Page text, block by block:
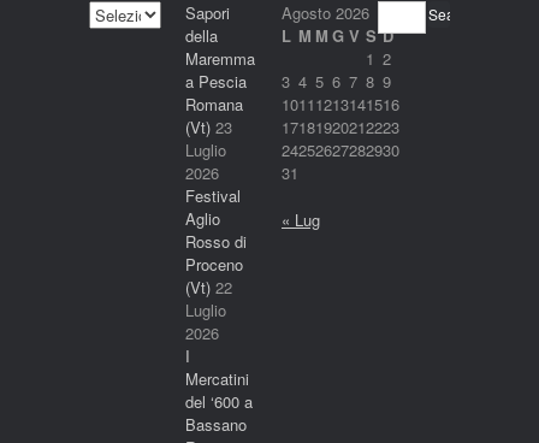
nostri
Sapori
della
Maremma
a Pescia
Romana
(Vt) 23
Luglio
2026
Festival
Aglio
Rosso di
Proceno
(Vt) 22
Luglio
2026
I
Mercatini
del ‘600 a
Bassano
Agosto 2026
L M M G V S D
1 2
3 4 5 6 7 8 9
10111213141516
17181920212223
24252627282930
31
« Lug